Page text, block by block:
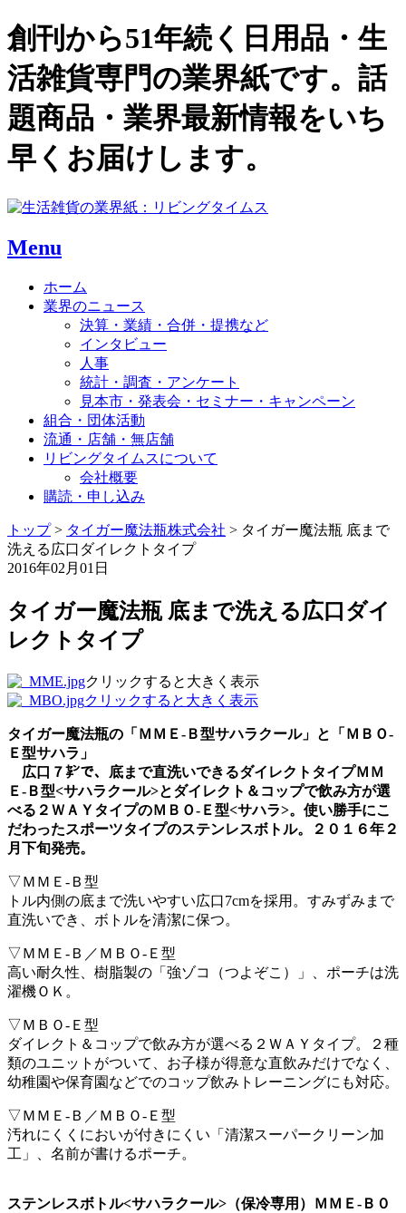
創刊から51年続く日用品・生
活雑貨専門の業界紙です。話
題商品・業界最新情報をいち
早くお届けします。
Menu
ホーム
業界のニュース
決算・業績・合併・提携など
インタビュー
人事
統計・調査・アンケート
見本市・発表会・セミナー・キャンペーン
組合・団体活動
流通・店舗・無店舗
リビングタイムスについて
会社概要
購読・申し込み
トップ> タイガー魔法瓶株式会社 > タイガー魔法瓶 底まで
洗える広口ダイレクトタイプ
2016年02月01日
タイガー魔法瓶 底まで洗える広口ダイ
レクトタイプ
クリックすると大きく表示
クリックすると大きく表示
タイガー魔法瓶の「ＭＭＥ-Ｂ型サハラクール」と「ＭＢＯ-
Ｅ型サハラ」
広口７㌢で、底まで直洗いできるダイレクトタイプＭＭ
Ｅ-Ｂ型<サハラクール>とダイレクト＆コップで飲み方が選
べる２ＷＡＹタイプのＭＢＯ-Ｅ型<サハラ>。使い勝手にこ
だわったスポーツタイプのステンレスボトル。２０１６年２
月下旬発売。
▽ＭＭＥ-Ｂ型
トル内側の底まで洗いやすい広口7cmを採用。すみずみまで
直洗いでき、ボトルを清潔に保つ。
▽ＭＭＥ-Ｂ／ＭＢＯ-Ｅ型
高い耐久性、樹脂製の「強ゾコ（つよぞこ）」、ポーチは洗
濯機ＯＫ。
▽ＭＢＯ-Ｅ型
ダイレクト＆コップで飲み方が選べる２ＷＡＹタイプ。２種
類のユニットがついて、お子様が得意な直飲みだけでなく、
幼稚園や保育園などでのコップ飲みトレーニングにも対応。
▽ＭＭＥ-Ｂ／ＭＢＯ-Ｅ型
汚れにくくにおいが付きにくい「清潔スーパークリーン加
工」、名前が書けるポーチ。
ステンレスボトル<サハラクール>（保冷専用）ＭＭＥ‐Ｂ０